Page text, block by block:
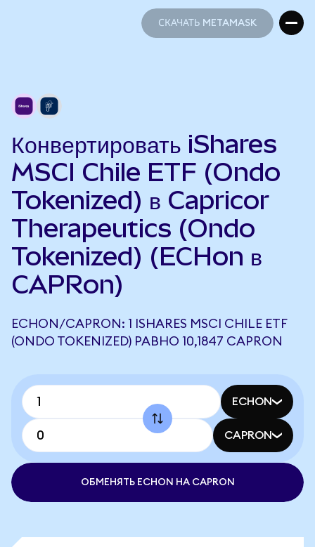
СКАЧАТЬ METAMASK
Конвертировать iShares
MSCI Chile ETF (Ondo
Tokenized) в Capricor
Therapeutics (Ondo
Tokenized) (ECHon в
CAPRon)
ECHON/CAPRON: 1 ISHARES MSCI CHILE ETF
(ONDO TOKENIZED) РАВНО 10,1847 CAPRON
ECHON
CAPRON
ОБМЕНЯТЬ ECHON НА CAPRON